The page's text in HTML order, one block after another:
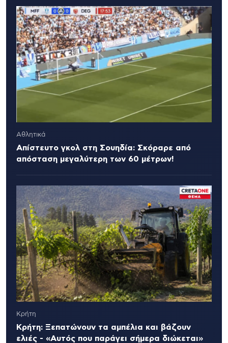
Αθλητικά
Απίστευτο γκολ στη Σουηδία: Σκόραρε από
απόσταση μεγαλύτερη των 60 μέτρων!
Κρήτη
Κρήτη: Ξεπατώνουν τα αμπέλια και βάζουν
ελιές - «Αυτός που παράγει σήμερα διώκεται»